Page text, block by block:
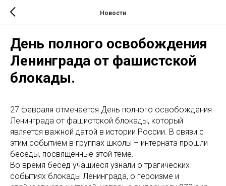
Новости
День полного освобождения
Ленинграда от фашистской
блокады.
27 февраля отмечается День полного освобождения
Ленинграда от фашистской блокады, который
является важной датой в истории России. В связи с
этим событием в группах школы – интерната прошли
беседы, посвященные этой теме.
Во время бесед учащиеся узнали о трагических
событиях блокады Ленинграда, о героизме и